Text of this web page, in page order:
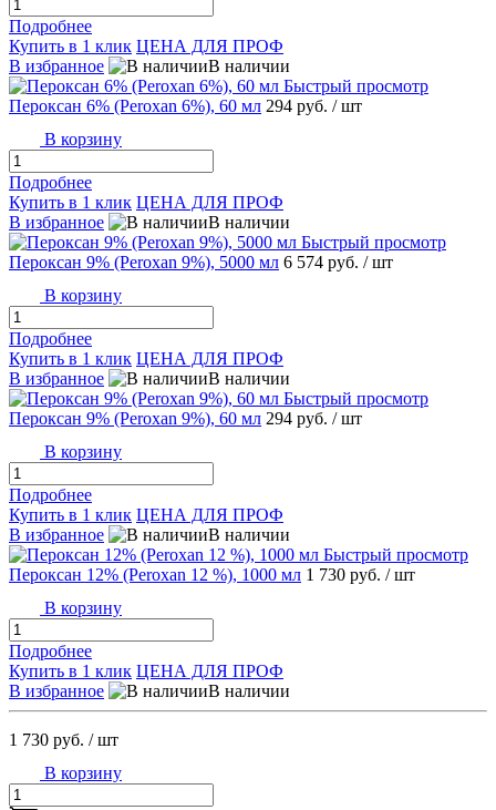
Подробнее
Купить в 1 клик ЦЕНА ДЛЯ ПРОФ
В избранное
В наличии
Быстрый просмотр
Пероксан 6% (Peroxan 6%), 60 мл 294 руб. / шт
В корзину
Подробнее
Купить в 1 клик ЦЕНА ДЛЯ ПРОФ
В избранное
В наличии
Быстрый просмотр
Пероксан 9% (Peroxan 9%), 5000 мл 6 574 руб. / шт
В корзину
Подробнее
Купить в 1 клик ЦЕНА ДЛЯ ПРОФ
В избранное
В наличии
Быстрый просмотр
Пероксан 9% (Peroxan 9%), 60 мл 294 руб. / шт
В корзину
Подробнее
Купить в 1 клик ЦЕНА ДЛЯ ПРОФ
В избранное
В наличии
Быстрый просмотр
Пероксан 12% (Peroxan 12 %), 1000 мл 1 730 руб. / шт
В корзину
Подробнее
Купить в 1 клик ЦЕНА ДЛЯ ПРОФ
В избранное
В наличии
1 730 руб. / шт
В корзину